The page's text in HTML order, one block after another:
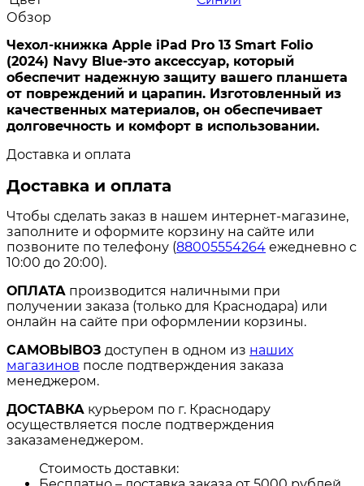
Обзор
Чехол-книжка Apple iPad Pro 13 Smart Folio
(2024) Navy Blue-это аксессуар, который
обеспечит надежную защиту вашего планшета
от повреждений и царапин. Изготовленный из
качественных материалов, он обеспечивает
долговечность и комфорт в использовании.
Доставка и оплата
Доставка и оплата
Чтобы сделать заказ в нашем интернет-магазине,
заполните и оформите корзину на сайте или
позвоните по телефону (88005554264 ежедневно с
10:00 до 20:00).
ОПЛАТА производится наличными при
получении заказа (только для Краснодара) или
онлайн на сайте при оформлении корзины.
САМОВЫВОЗ доступен в одном из наших
магазинов после подтверждения заказа
менеджером.
ДОСТАВКА курьером по г. Краснодару
осуществляется после подтверждения
заказаменеджером.
Стоимость доставки: